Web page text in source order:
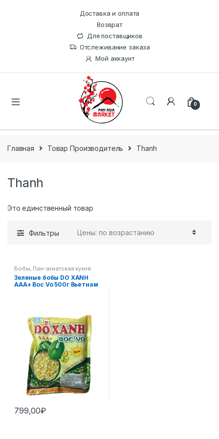
Доставка и оплата
Возврат
Для поставщиков
Отслеживание заказа
Мой аккаунт
0
Главная Товар Производитель Thanh
Thanh
Это единственный товар
Фильтры
Бобы Пан-азиатская кухня
Зеленые бобы DO XANH
AAA+ Boc Vo 500г Вьетнам
799,00₽